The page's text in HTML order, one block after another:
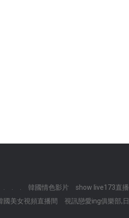
韓國情色影片 show live173直
國美女視頻直播間 視訊戀愛ing俱樂部,